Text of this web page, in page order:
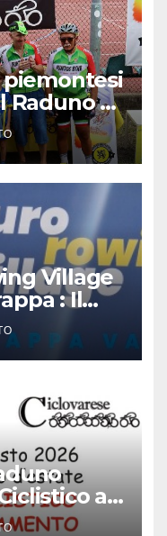
piemontesi
Raduno di
Village
: Il
Ciclismo
a
Gran